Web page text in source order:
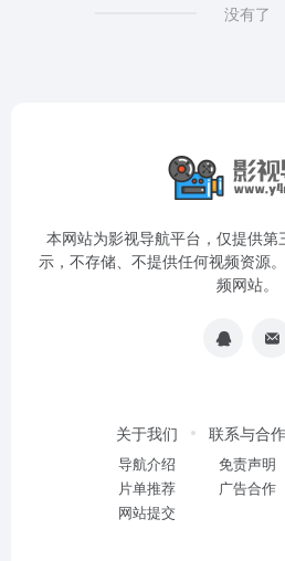
没有了
本网站为影视导航平台，仅提供
示，不存储、不提供任何视频资源
频网站。
关于我们
导航介绍
片单推荐
网站提交
联系与合作
免责声明
广告合作